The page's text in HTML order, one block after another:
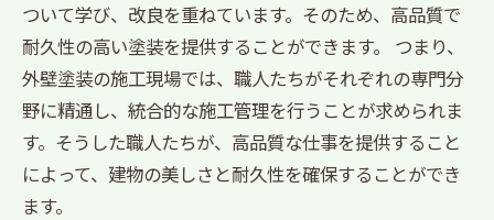
ついて学び、改良を重ねています。そのため、高品質で
耐久性の高い塗装を提供することができます。 つまり、
外壁塗装の施工現場では、職人たちがそれぞれの専門分
野に精通し、統合的な施工管理を行うことが求められま
す。そうした職人たちが、高品質な仕事を提供すること
によって、建物の美しさと耐久性を確保することができ
ます。